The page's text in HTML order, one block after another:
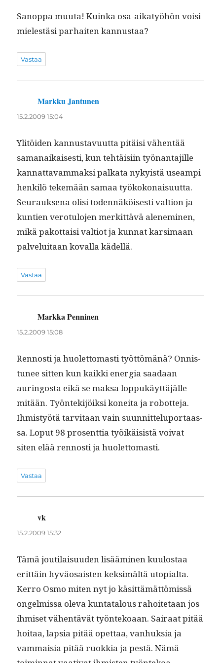
Sanop­pa muu­ta! Kuin­ka osa-aikatyöhön voisi
mielestäsi parhait­en kannustaa?
Vastaa
Markku Jantunen
15.2.2009 15:04
Ylitöi­den kan­nus­tavu­ut­ta pitäisi vähen­tää
samanaikaises­ti, kun tehtäisi­in työ­nan­ta­jille
kan­nat­tavam­mak­si palkata nyky­istä use­ampi
henkilö tekemään samaa työkokon­aisu­ut­ta.
Seu­rauk­se­na olisi toden­näköis­es­ti val­tion ja
kun­tien vero­tu­lo­jen merkit­tävä alen­e­m­i­nen,
mikä pakot­taisi val­tiot ja kun­nat kar­si­maan
palveluitaan koval­la kädellä.
Vastaa
Markka Penninen
15.2.2009 15:08
Ren­nos­ti ja huo­let­tomasti työt­tömänä? Onnis­
tunee sit­ten kun kaik­ki ener­gia saadaan
auringos­ta eikä se mak­sa lop­pukäyt­täjälle
mitään. Työn­tek­i­jöik­si konei­ta ja robot­te­ja.
Ihmistyötä tarvi­taan vain suun­nit­telu­por­taas­
sa. Lop­ut 98 pros­ent­tia työikäi­sistä voivat
siten elää ren­nos­ti ja huolettomasti.
Vastaa
vk
15.2.2009 15:32
Tämä jouti­laisu­u­den lisäämi­nen kuu­lostaa
erit­täin hyväo­sais­ten kek­simältä utopi­al­ta.
Ker­ro Osmo miten nyt jo käsit­tämät­tömis­sä
ongelmis­sa ole­va kun­tat­alous rahoite­taan jos
ihmiset vähen­tävät työn­tekoaan. Sairaat pitää
hoitaa, lap­sia pitää opet­taa, van­huk­sia ja
vam­maisia pitää ruokkia ja pestä. Nämä